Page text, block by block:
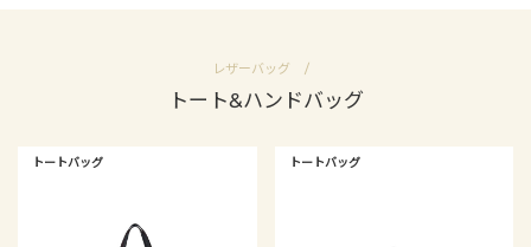
レザーバッグ
トート&ハンドバッグ
トートバッグ トートバッグ